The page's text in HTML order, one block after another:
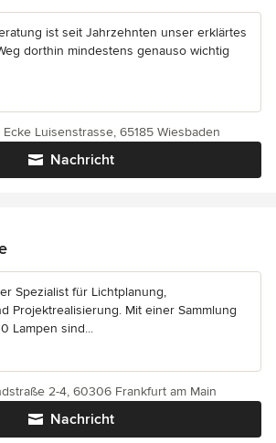
ist seit Jahrzehnten unser erklärtes
dorthin mindestens genauso wichtig
Nachricht
Luisenstrasse, 65185 Wiesbaden
Spezialist für Lichtplanung,
Projektrealisierung. Mit einer Sammlung
Lampen sind...
Nachricht
2-4, 60306 Frankfurt am Main